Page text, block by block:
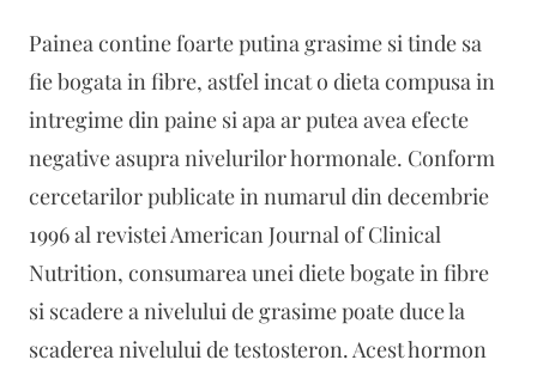
Painea contine foarte putina grasime si tinde sa
fie bogata in fibre, astfel incat o dieta compusa in
intregime din paine si apa ar putea avea efecte
negative asupra nivelurilor hormonale. Conform
cercetarilor publicate in numarul din decembrie
1996 al revistei American Journal of Clinical
Nutrition, consumarea unei diete bogate in fibre
si scadere a nivelului de grasime poate duce la
scaderea nivelului de testosteron. Acest hormon